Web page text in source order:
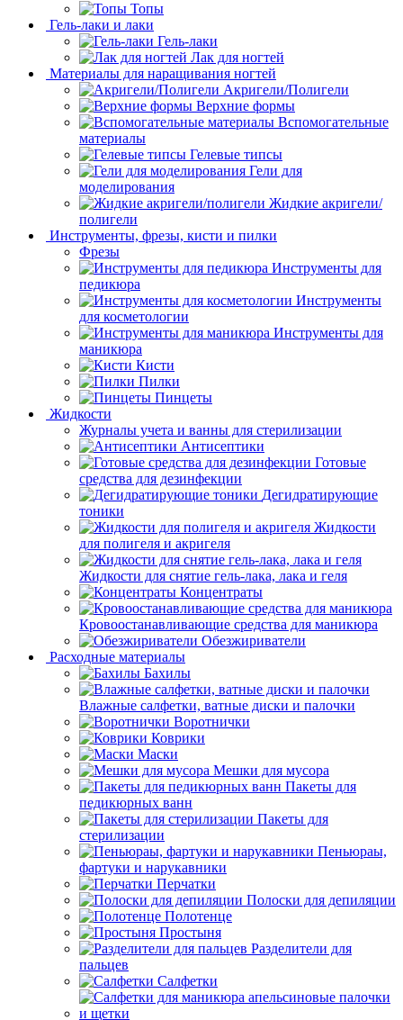
Топы
Гель-лаки и лаки
Гель-лаки
Лак для ногтей
Материалы для наращивания ногтей
Акригели/Полигели
Верхние формы
Вспомогательные
материалы
Гелевые типсы
Гели для
моделирования
Жидкие акригели/
полигели
Инструменты, фрезы, кисти и пилки
Фрезы
Инструменты для
педикюра
Инструменты
для косметологии
Инструменты для
маникюра
Кисти
Пилки
Пинцеты
Жидкости
Журналы учета и ванны для стерилизации
Антисептики
Готовые
средства для дезинфекции
Дегидратирующие
тоники
Жидкости
для полигеля и акригеля
Жидкости для снятие гель-лака, лака и геля
Концентраты
Кровоостанавливающие средства для маникюра
Обезжириватели
Расходные материалы
Бахилы
Влажные салфетки, ватные диски и палочки
Воротнички
Коврики
Маски
Мешки для мусора
Пакеты для
педикюрных ванн
Пакеты для
стерилизации
Пеньюраы,
фартуки и нарукавники
Перчатки
Полоски для депиляции
Полотенце
Простыня
Разделители для
пальцев
Салфетки